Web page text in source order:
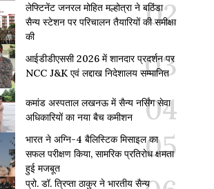
लेफ्टिनेंट जनरल मोहित मल्होत्रा ने बठिंडा
सैन्य स्टेशन पर परिचालन तैयारियों की समीक्षा
की
आईडीडीएससी 2026 में शानदार प्रदर्शन पर
NCC J&K एवं लद्दाख निदेशालय सम्मानित
कमांड अस्पताल लखनऊ में सैन्य नर्सिंग सेवा
अधिकारियों का नया बैच कमीशन
भारत ने अग्नि-4 बैलिस्टिक मिसाइल का
सफल परीक्षण किया, सामरिक प्रतिरोध क्षमता
हुई मजबूत
प्रो. डॉ. त्रिप्ता ठाकुर ने भारतीय सैन्य